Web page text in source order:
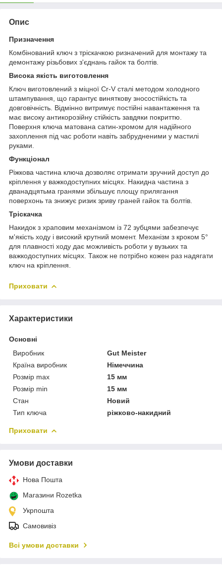
Опис
Призначення
Комбінований ключ з тріскачкою ризначений для монтажу та
демонтажу різьбових з'єднань гайок та болтів.
Висока якість виготовлення
Ключ виготовлений з міцної Cr-V сталі методом холодного
штампування, що гарантує виняткову зносостійкість та
довговічність. Відмінно витримує постійні навантаження та
має високу антикорозійну стійкість завдяки покриттю.
Поверхня ключа матована сатин-хромом для надійного
захоплення під час роботи навіть забрудненими у мастилі
руками.
Функціонал
Ріжкова частина ключа дозволяє отримати зручний доступ до
кріплення у важкодоступних місцях. Накидна частина з
дванадцятьма гранями збільшує площу прилягання
поверхонь та знижує ризик зриву граней гайок та болтів.
Тріскачка
Накидок з храповим механізмом із 72 зубцями забезпечує
м'якість ходу і високий крутний момент. Механізм з кроком 5°
для плавності ходу дає можливість роботи у вузьких та
важкодоступних місцях. Також не потрібно кожен раз надягати
ключ на кріплення.
Приховати
Характеристики
Основні
Виробник
Gut Meister
Країна виробник
Німеччина
Розмір max
15 мм
Розмір min
15 мм
Стан
Новий
Тип ключа
ріжково-накидний
Приховати
Умови доставки
Нова Пошта
Магазини Rozetka
Укрпошта
Самовивіз
Всі умови доставки